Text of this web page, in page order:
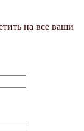
на все ваши